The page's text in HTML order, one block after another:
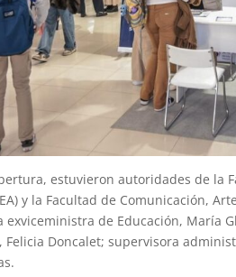
estuvieron autoridades de la
y la Facultad de Comunicación,
de Educación, María
Felicia Doncalet; supervisora